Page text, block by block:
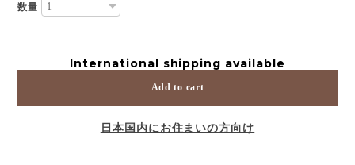
数量
International shipping available
Add to cart
日本国内にお住まいの方向け